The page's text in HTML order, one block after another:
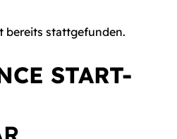
bereits stattgefunden.
START-